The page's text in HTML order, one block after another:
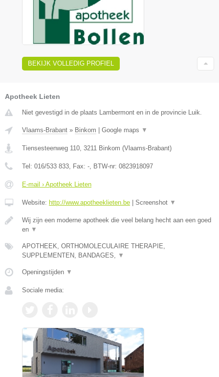
BEKIJK VOLLEDIG PROFIEL
Apotheek Lieten
Niet gevestigd in de plaats Lambermont en in de provincie Luik.
Vlaams-Brabant » Binkom Google maps ▼
Tiensesteenweg 110, 3211 Binkom (Vlaams-Brabant)
Tel: 016/533 833, Fax: -, BTW-nr: 0823918097
E-mail › Apotheek Lieten
Website: http://www.apotheeklieten.be Screenshot ▼
Wij zijn een moderne apotheek die veel belang hecht aan een goed
en ▼
APOTHEEK, ORTHOMOLECULAIRE THERAPIE,
SUPPLEMENTEN, BANDAGES, ▼
Openingstijden ▼
Sociale media: